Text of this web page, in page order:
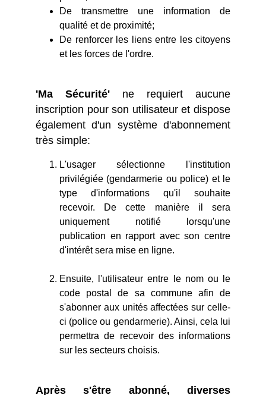
De transmettre une information de
qualité et de proximité;
De renforcer les liens entre les citoyens
et les forces de l'ordre.
'Ma Sécurité' ne requiert aucune
inscription pour son utilisateur et dispose
également d'un système d'abonnement
très simple:
L'usager sélectionne l'institution
privilégiée (gendarmerie ou police) et le
type d'informations qu'il souhaite
recevoir. De cette manière il sera
uniquement notifié lorsqu'une
publication en rapport avec son centre
d'intérêt sera mise en ligne.
Ensuite, l'utilisateur entre le nom ou le
code postal de sa commune afin de
s'abonner aux unités affectées sur celle-
ci (police ou gendarmerie). Ainsi, cela lui
permettra de recevoir des informations
sur les secteurs choisis.
Après s'être abonné, diverses